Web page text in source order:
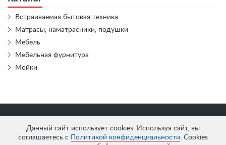
Данный сайт использует cookies. Используя сайт, вы
соглашаетесь с
Политикой конфиденциальности. Cookies
Встраиваемая бытовая техника
Матрасы, наматрасники, подушки
Мебель
Мебельная фурнитура
Мойки